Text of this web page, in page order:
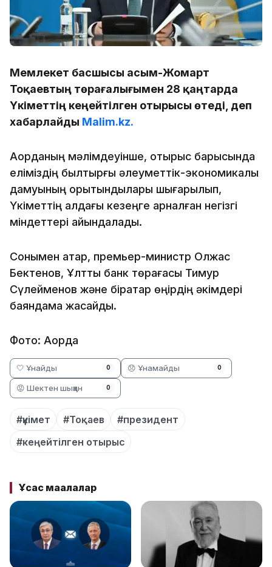
Мемлекет басшысы Қасым-Жомарт
Тоқаевтың төрағалығымен 28 қаңтарда
Үкіметтің кеңейтілген отырысы өтеді, деп
хабарлайды Malim.kz.
Ақорданың мәлімдеуінше, отырыс барысында
еліміздің былтырғы әлеуметтік-экономикалық
дамуының қорытындылары шығарылып,
Үкіметтің алдағы кезеңге арналған негізгі
міндеттері айқындалады.
Сонымен қатар, премьер-министр Олжас
Бектенов, Ұлттық банк төрағасы Тимур
Сүлейменов және бірқатар өңірдің әкімдері
баяндама жасайды.
Фото: Ақорда
🤍 Ұнайды 0 😞 Ұнамайды 0
😡 Шектен шыққан 0
#үкімет #Тоқаев
#президент
#кеңейтілген отырыс
Ұқсас мақалалар